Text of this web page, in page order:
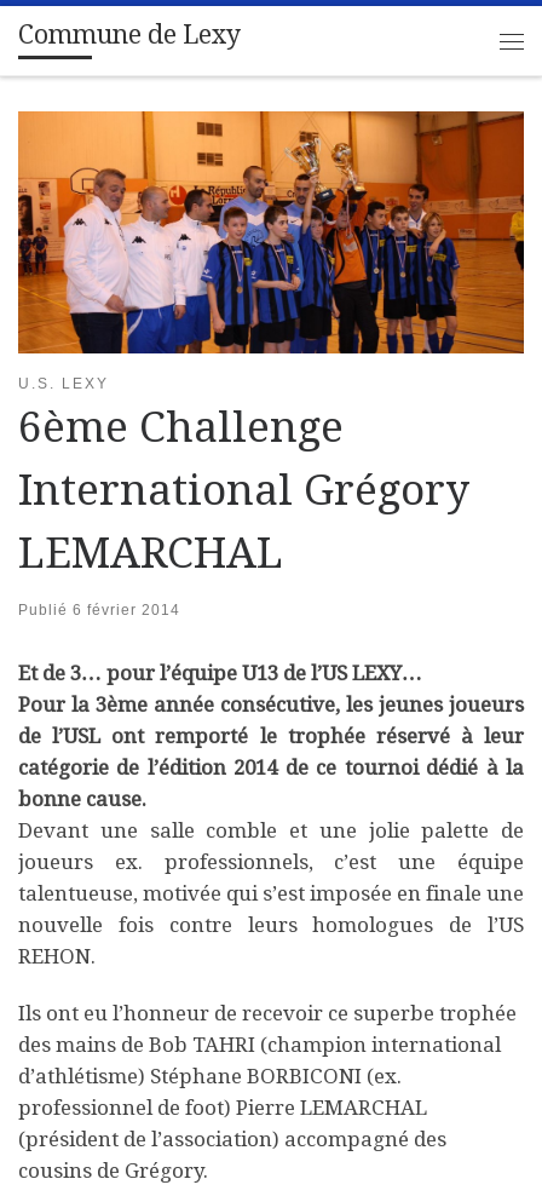
Passer au contenu
Commune de Lexy
U.S. LEXY
6ème Challenge
International Grégory
LEMARCHAL
Publié 6 février 2014
Et de 3… pour l’équipe U13 de l’US LEXY…
Pour la 3ème année consécutive, les jeunes joueurs
de l’USL ont remporté le trophée réservé à leur
catégorie de l’édition 2014 de ce tournoi dédié à la
bonne cause.
Devant une salle comble et une jolie palette de
joueurs ex. professionnels, c’est une équipe
talentueuse, motivée qui s’est imposée en finale une
nouvelle fois contre leurs homologues de l’US
REHON.
Ils ont eu l’honneur de recevoir ce superbe trophée
des mains de Bob TAHRI (champion international
d’athlétisme) Stéphane BORBICONI (ex.
professionnel de foot) Pierre LEMARCHAL
(président de l’association) accompagné des
cousins de Grégory.